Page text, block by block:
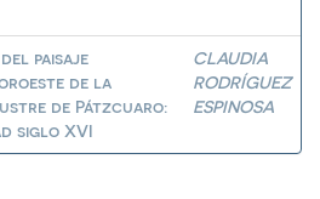
paisaje
de la
de Pátzcuaro:
siglo XVI
CLAUDIA
RODRÍGUEZ
ESPINOSA